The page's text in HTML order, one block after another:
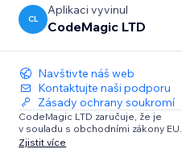
CL
Aplikaci vyvinul
CodeMagic LTD
Navštivte náš web
Kontaktujte naši podporu
Zásady ochrany soukromí
CodeMagic LTD zaručuje, že je
v souladu s obchodními zákony EU.
Zjistit více